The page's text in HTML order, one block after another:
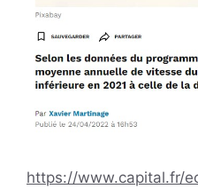
https://www.capital.fr/